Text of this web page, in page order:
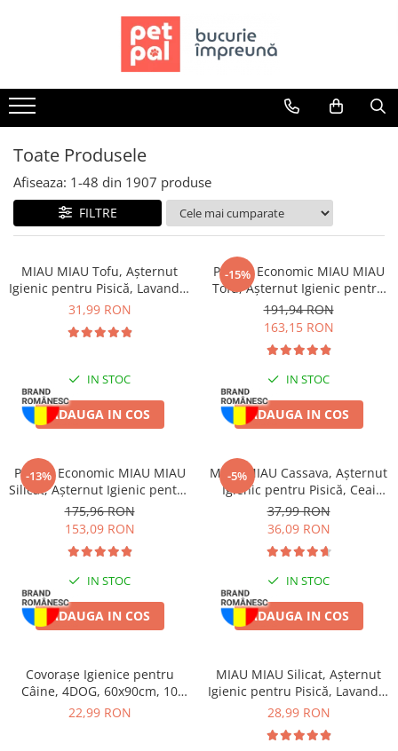
Câini
Hrană Uscată Câini
Câine Junior
Câine Senior
Hrană Umedă Câini
Câine Adult
Diete Veterinare Câini
Biscuiți
Piele Presată
Cremoase
Semi-umede
Îngrijire Câini
Covorașe Igienice Câini
Igienă Câini
Șampoane Câini
Antiparazitare Câini
Perii & Piepteni
Accesorii Câini
Culcușuri & Saltele Câini
Toate Produsele
Afiseaza: 1-48 din 1907 produse
FILTRE
MIAU MIAU Tofu, Așternut
Igienic pentru Pisică, Lavandă,
6L
31,99 RON
IN STOC
ADAUGA IN COS
-15%
Pachet Economic MIAU MIAU
Tofu, Așternut Igienic pentru
Pisică, Lavandă, 6x6L
191,94 RON
163,15 RON
IN STOC
ADAUGA IN COS
-13%
Pachet Economic MIAU MIAU
Silicat, Așternut Igienic pentru
Pisică, Fresh, 4x8L
175,96 RON
153,09 RON
IN STOC
ADAUGA IN COS
-5%
MIAU MIAU Cassava, Așternut
Igienic pentru Pisică, Ceai
Verde, 6L
37,99 RON
36,09 RON
IN STOC
ADAUGA IN COS
Covorașe Igienice pentru
Câine, 4DOG, 60x90cm, 10
bucăți
22,99 RON
MIAU MIAU Silicat, Așternut
Igienic pentru Pisică, Lavandă,
5L
28,99 RON